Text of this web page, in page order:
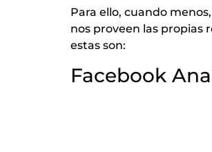
Para ello, cuando
nos proveen las propias
estas son:
Facebook